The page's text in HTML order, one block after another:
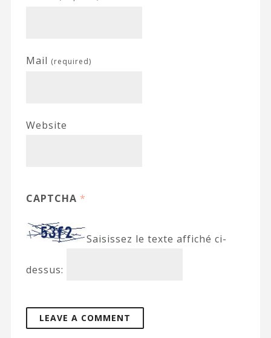
Mail (required)
Website
CAPTCHA *
Saisissez le texte affiché ci-
dessus: